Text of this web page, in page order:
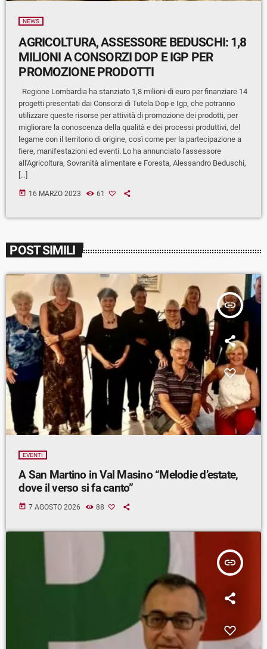
NEWS
AGRICOLTURA, ASSESSORE BEDUSCHI: 1,8
MILIONI A CONSORZI DOP E IGP PER
PROMOZIONE PRODOTTI
Regione Lombardia ha stanziato 1,8 milioni di euro per finanziare 14
progetti presentati dai Consorzi di Tutela Dop e Igp, che potranno
utilizzare queste risorse per attività di promozione dei prodotti, per
migliorare la conoscenza della qualità e dei processi produttivi, del
legame con il territorio di origine, così come per la partecipazione a
fiere, manifestazioni ed eventi. Lo ha annunciato l'assessore
all'Agricoltura, Sovranità alimentare e Foresta, Alessandro Beduschi,
[…]
today 16 MARZO 2023 61
POST SIMILI
insert_link
EVENTI
A San Martino in Val Masino “Melodie d’estate,
dove il verso si fa canto”
today 7 AGOSTO 2026 88
insert_link